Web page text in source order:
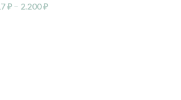
₽ – 2.200₽